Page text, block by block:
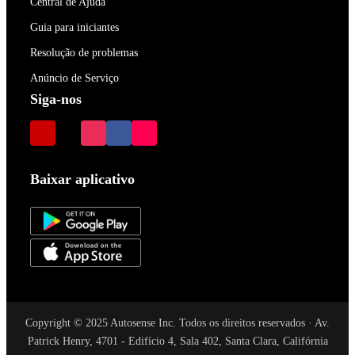
Guia para iniciantes
Resolução de problemas
Anúncio de Serviço
Siga-nos
Baixar aplicativo
Copyright © 2025 Autosense Inc. Todos os direitos reservados · Av.
Patrick Henry, 4701 - Edifício 4, Sala 402, Santa Clara, Califórnia